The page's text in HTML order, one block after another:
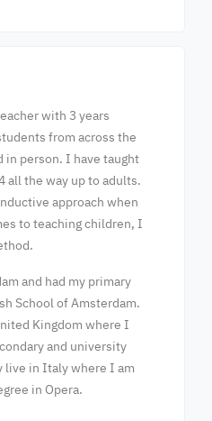
with 3 years
from across the
in person. I have taught
all the way up to adults.
approach when
to teaching children, I
and had my primary
School of Amsterdam.
Kingdom where I
and university
in Italy where I am
in Opera.